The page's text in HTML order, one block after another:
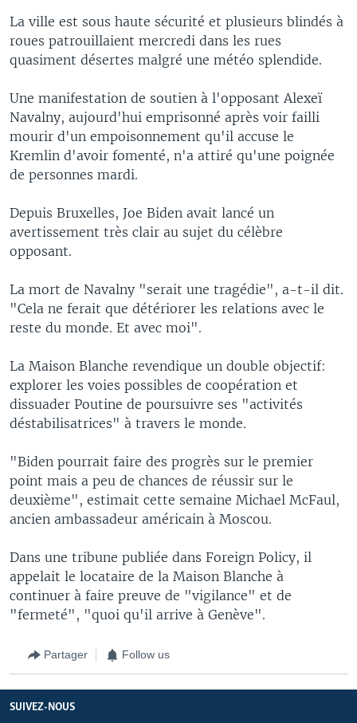
La ville est sous haute sécurité et plusieurs blindés à
roues patrouillaient mercredi dans les rues
quasiment désertes malgré une météo splendide.
Une manifestation de soutien à l'opposant Alexeï
Navalny, aujourd'hui emprisonné après voir failli
mourir d'un empoisonnement qu'il accuse le
Kremlin d'avoir fomenté, n'a attiré qu'une poignée
de personnes mardi.
Depuis Bruxelles, Joe Biden avait lancé un
avertissement très clair au sujet du célèbre
opposant.
La mort de Navalny "serait une tragédie", a-t-il dit.
"Cela ne ferait que détériorer les relations avec le
reste du monde. Et avec moi".
La Maison Blanche revendique un double objectif:
explorer les voies possibles de coopération et
dissuader Poutine de poursuivre ses "activités
déstabilisatrices" à travers le monde.
"Biden pourrait faire des progrès sur le premier
point mais a peu de chances de réussir sur le
deuxième", estimait cette semaine Michael McFaul,
ancien ambassadeur américain à Moscou.
Dans une tribune publiée dans Foreign Policy, il
appelait le locataire de la Maison Blanche à
continuer à faire preuve de "vigilance" et de
"fermeté", "quoi qu'il arrive à Genève".
Partager Follow us
SUIVEZ-NOUS